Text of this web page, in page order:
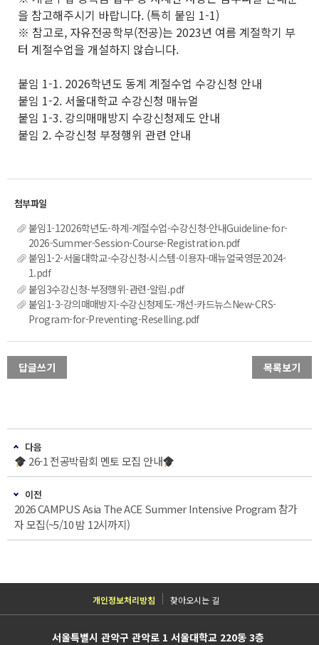
을 참고해주시기 바랍니다. (특히 붙임 1-1)
※ 참고로, 자유전공학부(전공)는 2023년 여름 계절학기 부
터 계절수업을 개설하지 않습니다.
붙임 1-1. 2026학년도 동계 계절수업 수강신청 안내
붙임 1-2. 서울대학교 수강신청 매뉴얼
붙임 1-3. 강의매매방지 수강신청제도 안내
붙임 2. 수강신청 부정행위 관련 안내
붙임1-12026학년도-하계-계절수업-수강신청-안내Guideline-for-
2026-Summer-Session-Course-Registration.pdf
붙임1-2-서울대학교-수강신청-시스템-이용자-매뉴얼국영문2024-
1.pdf
붙임3수강신청-부정행위-관련-알림.pdf
붙임1-3-강의매매방지-수강신청제도-개선-카드뉴스New-CRS-
Program-for-Preventing-Reselling.pdf
답글쓰기 목록보기
다음
26-1 전공박람회 멘토 모집 안내
이전
2026 CAMPUS Asia The ACE Summer Intensive Program 참가
자 모집(~5/10 밤 12시까지)
개인정보처리방침 찾아오시는 길
서울특별시 관악구 관악로 1 서울대학교 220동 3층